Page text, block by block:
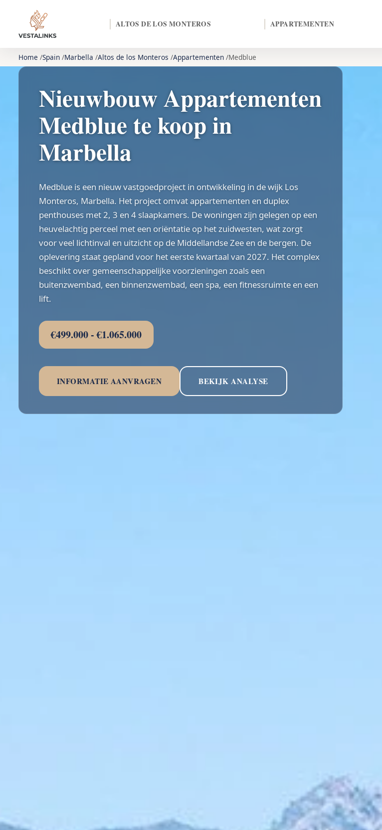
ALTOS DE LOS MONTEROS APPARTEMENTEN
Home Spain Marbella Altos de los Monteros Appartementen Medblue
Nieuwbouw Appartementen
Medblue te koop in
Marbella
Medblue is een nieuw vastgoedproject in ontwikkeling in de wijk Los
Monteros, Marbella. Het project omvat appartementen en duplex
penthouses met 2, 3 en 4 slaapkamers. De woningen zijn gelegen op een
heuvelachtig perceel met een oriëntatie op het zuidwesten, wat zorgt
voor veel lichtinval en uitzicht op de Middellandse Zee en de bergen. De
oplevering staat gepland voor het eerste kwartaal van 2027. Het complex
beschikt over gemeenschappelijke voorzieningen zoals een
buitenzwembad, een binnenzwembad, een spa, een fitnessruimte en een
lift.
€499.000 - €1.065.000
INFORMATIE AANVRAGEN BEKIJK ANALYSE